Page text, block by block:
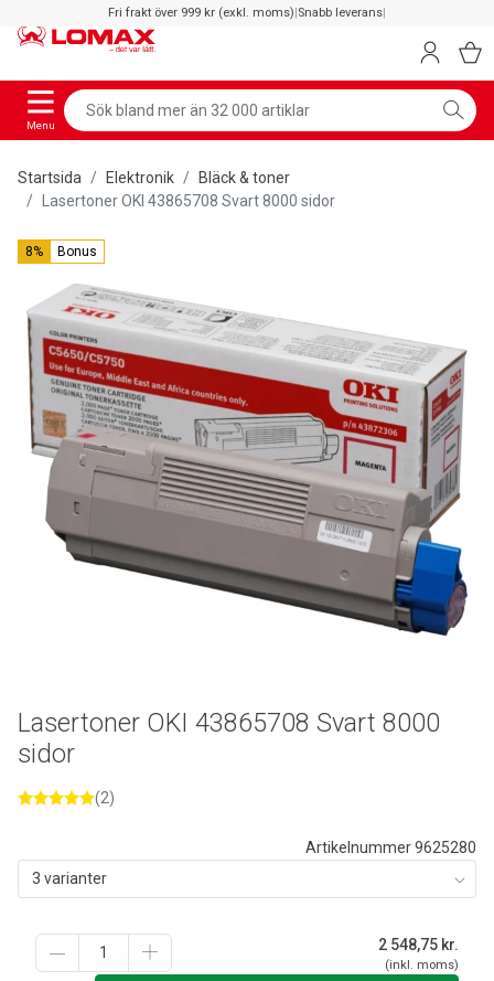
Fri frakt över 999 kr (exkl. moms)|Snabb leverans|
Menu
Startsida Elektronik
Bläck & toner
Lasertoner OKI 43865708 Svart 8000 sidor
8% Bonus
Artikelnummer 9625280
3 varianter
2 548,75 kr.
(inkl. moms)
Lasertoner OKI 43865708 Svart 8000
sidor
(2)